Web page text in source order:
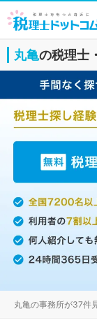
丸亀の税理士
丸亀の事務所が37件